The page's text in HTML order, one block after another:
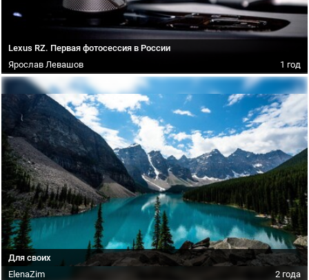
Lexus RZ. Первая фотосессия в России
1 год
Ярослав Левашов
Для своих
2 года
ElenaZim